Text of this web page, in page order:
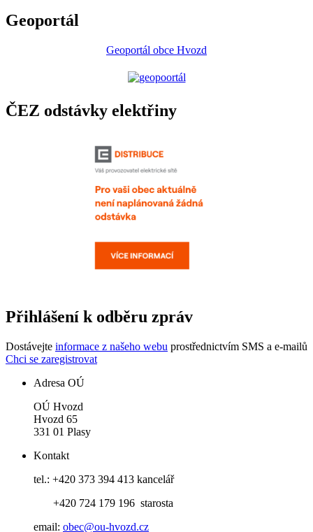
Geoportál
Geoportál obce Hvozd
ČEZ odstávky elektřiny
Přihlášení k odběru zpráv
Dostávejte informace z našeho webu prostřednictvím SMS a e-mailů
Chci se zaregistrovat
Adresa OÚ
OÚ Hvozd
Hvozd 65
331 01 Plasy
Kontakt
tel.: +420 373 394 413 kancelář
+420 724 179 196 starosta
email: obec@ou-hvozd.cz